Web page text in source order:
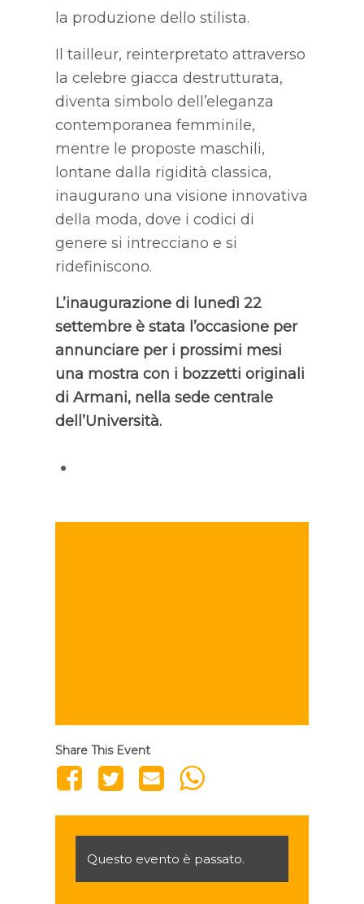
la produzione dello stilista.
Il tailleur, reinterpretato attraverso
la celebre giacca destrutturata,
diventa simbolo dell’eleganza
contemporanea femminile,
mentre le proposte maschili,
lontane dalla rigidità classica,
inaugurano una visione innovativa
della moda, dove i codici di
genere si intrecciano e si
ridefiniscono.
L’inaugurazione di lunedì 22
settembre è stata l’occasione per
annunciare per i prossimi mesi
una mostra con i bozzetti originali
di Armani, nella sede centrale
dell’Università.
Share This Event
Questo evento è passato.